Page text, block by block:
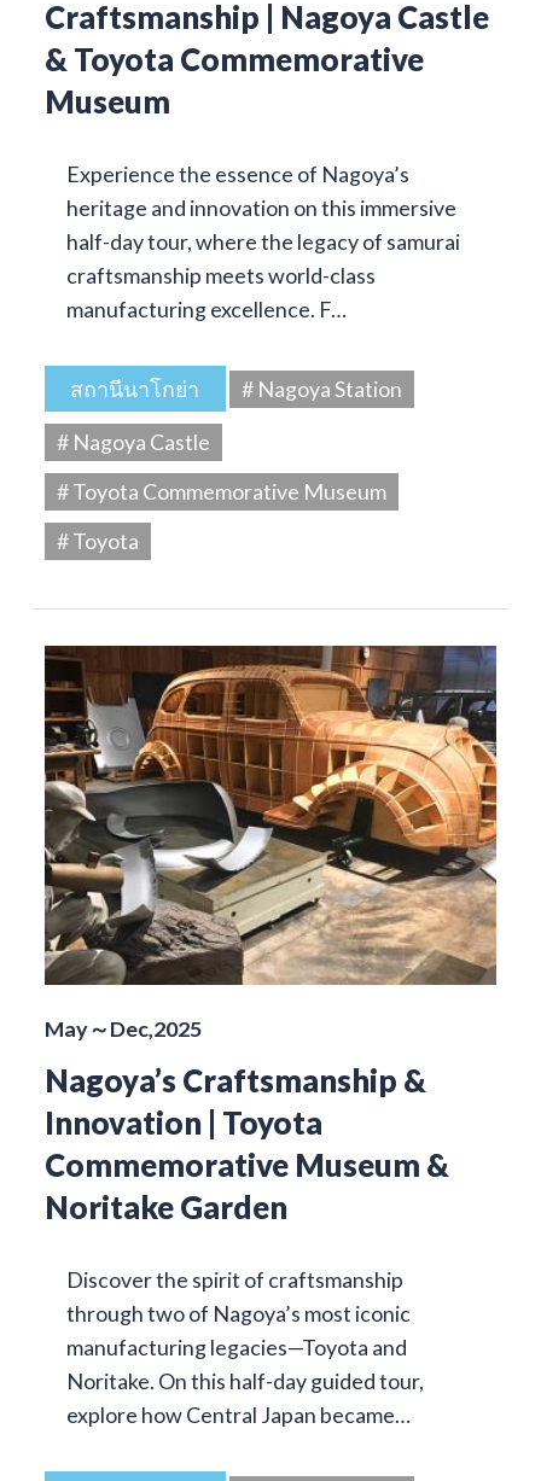
Craftsmanship | Nagoya Castle
& Toyota Commemorative
Museum
Experience the essence of Nagoya’s
heritage and innovation on this immersive
half-day tour, where the legacy of samurai
craftsmanship meets world-class
manufacturing excellence. F…
สถานีนาโกย่า
# Nagoya Station
# Nagoya Castle
# Toyota Commemorative Museum
# Toyota
May～Dec,2025
Nagoya’s Craftsmanship &
Innovation | Toyota
Commemorative Museum &
Noritake Garden
Discover the spirit of craftsmanship
through two of Nagoya’s most iconic
manufacturing legacies—Toyota and
Noritake. On this half-day guided tour,
explore how Central Japan became…